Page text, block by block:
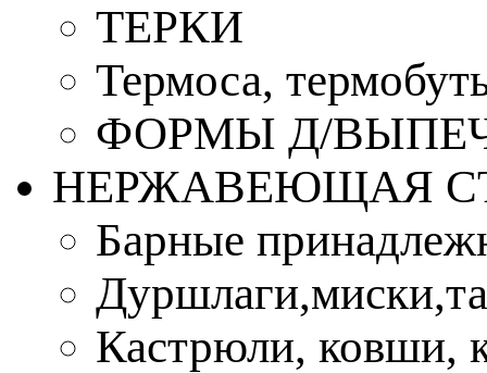
ТЕРКИ
Термоса,
ФОРМЫ Д/
НЕРЖАВЕЮЩАЯ
Барные
Кастрюли, ковши,